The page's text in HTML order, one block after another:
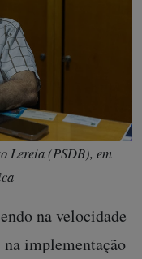
Lereia (PSDB), em
na velocidade
na implementação